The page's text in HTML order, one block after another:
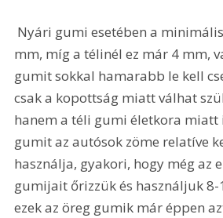
mm, míg a télinél ez már 4 mm,
gumit sokkal hamarabb le kell
csak a kopottság miatt válhat
hanem a téli gumi életkora miatt
gumit az autósok zöme relatíve
használja, gyakori, hogy még az
gumijait őrizzük és használjuk 8-
ezek az öreg gumik már éppen